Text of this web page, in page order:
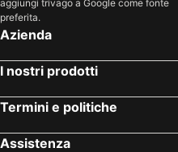
Hotel Europa
Hotel Concorde
Aurea Hotel
Hotel Europa Beach Village
Hotel Mediterraneo
aggiungi trivago a Google come fonte
preferita.
Azienda
I nostri prodotti
Termini e politiche
Assistenza